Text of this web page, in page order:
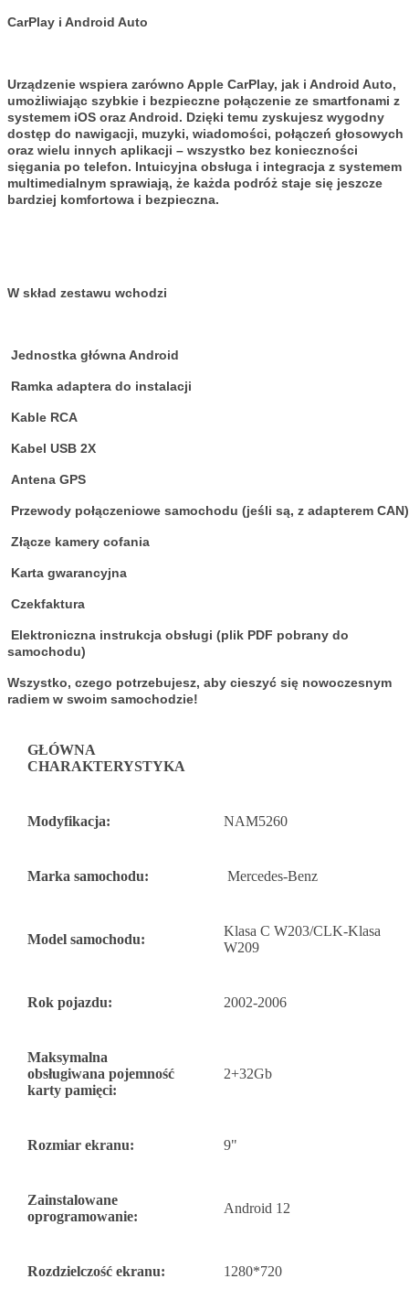
CarPlay i Android Auto
Urządzenie wspiera zarówno Apple CarPlay, jak i Android Auto,
umożliwiając szybkie i bezpieczne połączenie ze smartfonami z
systemem iOS oraz Android. Dzięki temu zyskujesz wygodny
dostęp do nawigacji, muzyki, wiadomości, połączeń głosowych
oraz wielu innych aplikacji – wszystko bez konieczności
sięgania po telefon. Intuicyjna obsługa i integracja z systemem
multimedialnym sprawiają, że każda podróż staje się jeszcze
bardziej komfortowa i bezpieczna.
W skład zestawu wchodzi
Jednostka główna Android
Ramka adaptera do instalacji
Kable RCA
Kabel USB 2X
Antena GPS
Przewody połączeniowe samochodu (jeśli są, z adapterem CAN)
Złącze kamery cofania
Karta gwarancyjna
Czekfaktura
Elektroniczna instrukcja obsługi (plik PDF pobrany do
samochodu)
Wszystko, czego potrzebujesz, aby cieszyć się nowoczesnym
radiem w swoim samochodzie!
GŁÓWNA
CHARAKTERYSTYKA
Modyfikacja: NAM5260
Marka samochodu: Mercedes-Benz
Model samochodu:
Klasa C W203/CLK-Klasa
W209
Rok pojazdu: 2002-2006
Maksymalna
obsługiwana pojemność
karty pamięci:
2+32Gb
Rozmiar ekranu: 9"
Zainstalowane
oprogramowanie:
Android 12
Rozdzielczość ekranu: 1280*720